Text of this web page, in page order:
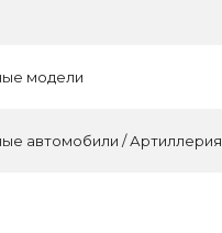
модели
автомобили / Артиллерия